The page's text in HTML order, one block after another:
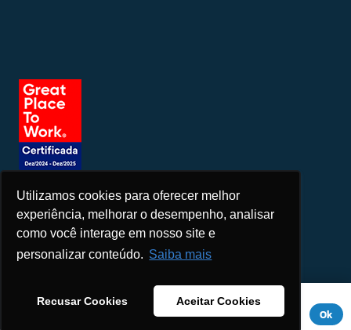
Utilizamos cookies para oferecer melhor
experiência, melhorar o desempenho, analisar
como você interage em nosso site e
personalizar conteúdo. Saiba mais
Recusar Cookies Aceitar Cookies
Seja um patrocinador
Este site usa cookies para melhorar sua experiência. Se você
continuar a usar este site, você concorda com ele.Aviso de
Ok